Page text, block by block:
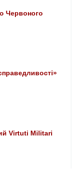
Червоного
Virtuti Militari